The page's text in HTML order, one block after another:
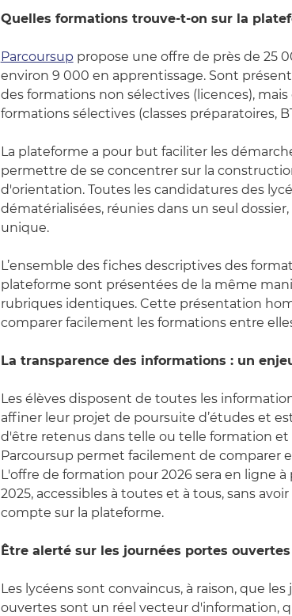
Quelles formations trouve-t-on sur la
Parcoursup propose une offre de près de 25
environ 9 000 en apprentissage. Sont
des formations non sélectives (licences),
formations sélectives (classes préparatoires,
La plateforme a pour but faciliter les
permettre de se concentrer sur la
d'orientation. Toutes les candidatures des
dématérialisées, réunies dans un seul
unique.
L’ensemble des fiches descriptives des
plateforme sont présentées de la même
rubriques identiques. Cette présentation
comparer facilement les formations entre
La transparence des informations : un
Les élèves disposent de toutes les
affiner leur projet de poursuite d’études et
d'être retenus dans telle ou telle formation et
Parcoursup permet facilement de comparer
L'offre de formation pour 2026 sera en ligne
2025, accessibles à toutes et à tous, sans
compte sur la plateforme.
Être alerté sur les journées portes ouvertes
Les lycéens sont convaincus, à raison, que
ouvertes sont un réel vecteur d'information,